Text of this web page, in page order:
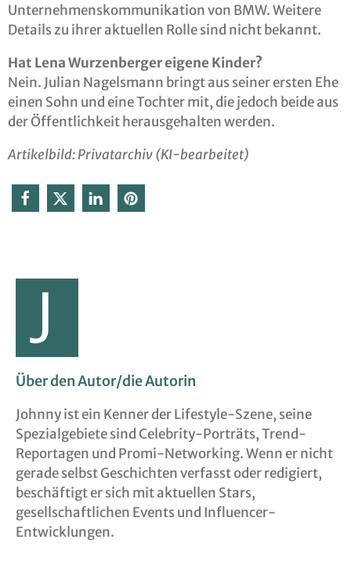
Unternehmenskommunikation von BMW. Weitere
Details zu ihrer aktuellen Rolle sind nicht bekannt.
Hat Lena Wurzenberger eigene Kinder?
Nein. Julian Nagelsmann bringt aus seiner ersten Ehe
einen Sohn und eine Tochter mit, die jedoch beide aus
der Öffentlichkeit herausgehalten werden.
Artikelbild: Privatarchiv (KI-bearbeitet)
Über den Autor/die Autorin
Johnny ist ein Kenner der Lifestyle-Szene, seine
Spezialgebiete sind Celebrity-Porträts, Trend-
Reportagen und Promi-Networking. Wenn er nicht
gerade selbst Geschichten verfasst oder redigiert,
beschäftigt er sich mit aktuellen Stars,
gesellschaftlichen Events und Influencer-
Entwicklungen.